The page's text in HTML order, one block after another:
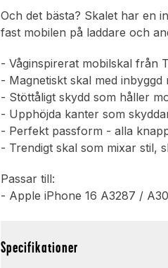
Och det bästa? Skalet har en
fast mobilen på laddare och
- Våginspirerat mobilskal från
- Magnetiskt skal med
- Stöttåligt skydd som håller
- Upphöjda kanter som
- Perfekt passform - alla
- Trendigt skal som mixar stil,
Passar till:
- Apple iPhone 16 A3287 /
Specifikationer